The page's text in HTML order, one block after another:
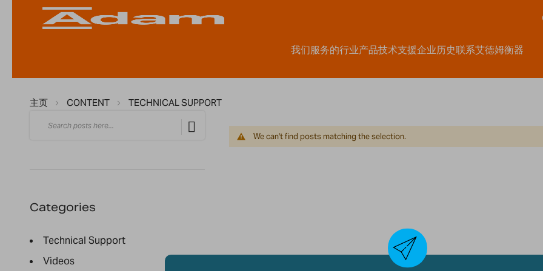
我们服务的行业产品技术支援企业历史联系艾德姆衡器
主页 CONTENT TECHNICAL SUPPORT
搜索
Categories
Technical Support
Videos
We can't find posts matching the selection.